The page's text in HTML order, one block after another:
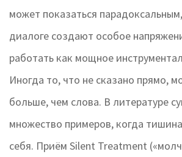
может показаться
диалоге создают особое
работать как мощное
Иногда то, что не сказано прямо,
больше, чем слова. В литературе
множество примеров, когда
себя. Приём Silent Treatment